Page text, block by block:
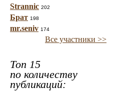
Strannic 202
Брат 198
mr.seniv 174
Все участники >>
Топ 15
по количеству
публикаций: